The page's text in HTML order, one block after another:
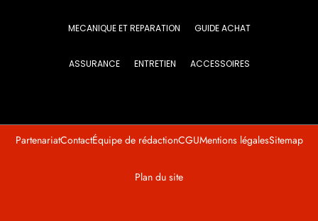
MECANIQUE ET REPARATION GUIDE ACHAT
ASSURANCE ENTRETIEN ACCESSOIRES
PartenariatContactÉquipe de rédactionCGUMentions légalesSitemap
Plan du site